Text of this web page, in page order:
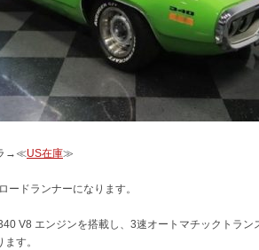
→≪US在庫≫
ードランナーになります。
V8 エンジンを搭載し、3速オートマチックトラン
す。